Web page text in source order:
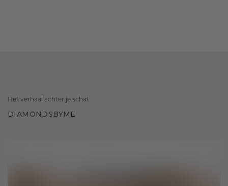
Het verhaal achter je schat
DIAMONDSBYME